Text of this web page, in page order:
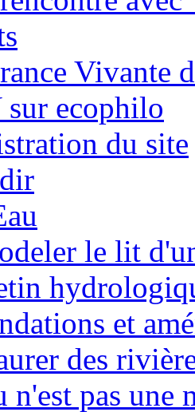
Vivante
sur ecophilo
du site
le lit
et
des
n'est pas une